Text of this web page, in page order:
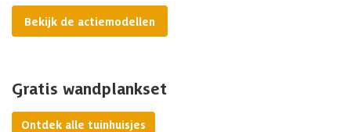
Bekijk de actiemodellen
Gratis wandplankset
Ontdek alle tuinhuisjes